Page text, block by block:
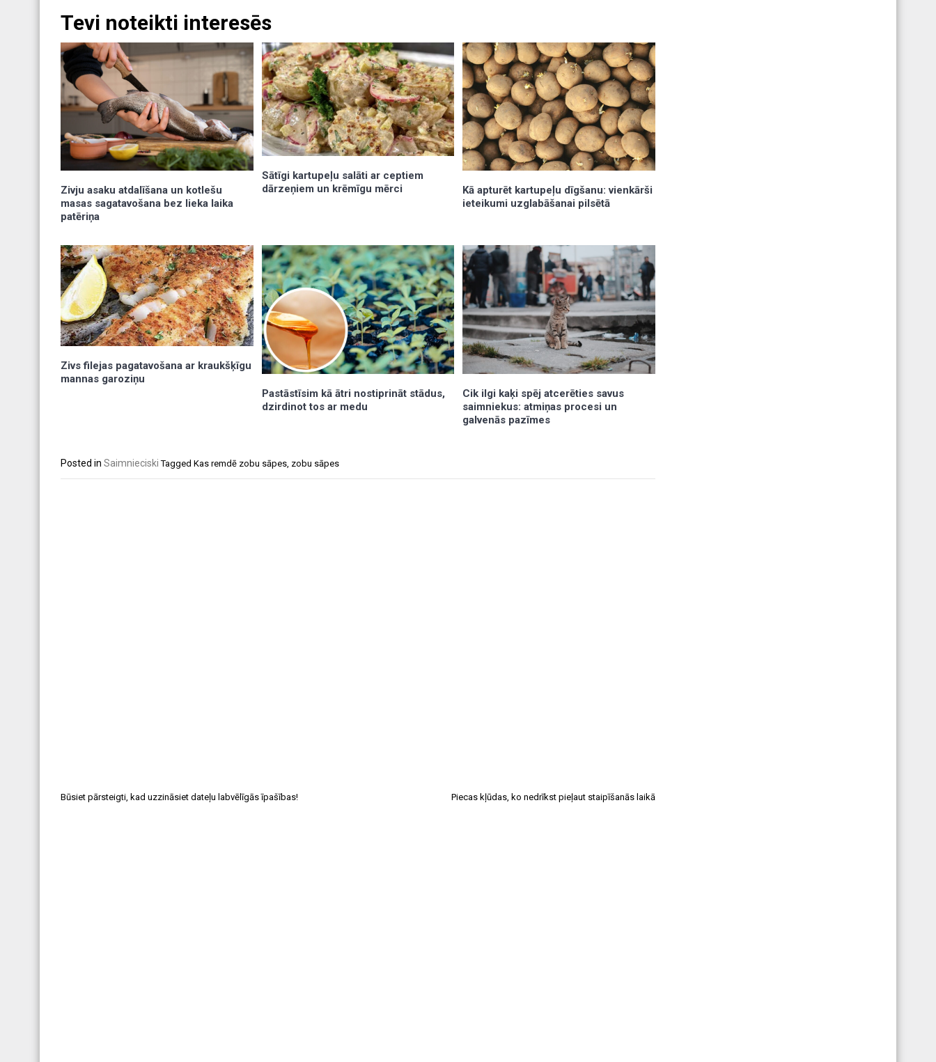
Tevi noteikti interesēs
Zivju asaku atdalīšana un kotlešu
masas sagatavošana bez lieka laika
patēriņa
Sātīgi kartupeļu salāti ar ceptiem
dārzeņiem un krēmīgu mērci
Kā apturēt kartupeļu dīgšanu: vienkārši
ieteikumi uzglabāšanai pilsētā
Zivs filejas pagatavošana ar kraukšķīgu
mannas garoziņu
Pastāstīsim kā ātri nostiprināt stādus,
dzirdinot tos ar medu
Cik ilgi kaķi spēj atcerēties savus
saimniekus: atmiņas procesi un
galvenās pazīmes
Posted in Saimnieciski Tagged Kas remdē zobu sāpes zobu sāpes
Būsiet pārsteigti, kad uzzināsiet dateļu labvēlīgās īpašības! Piecas kļūdas, ko nedrīkst pieļaut staipīšanās laikā